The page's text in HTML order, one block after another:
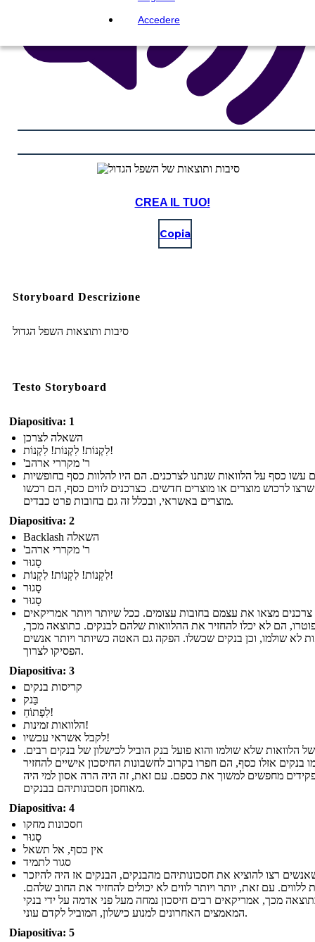
Accedere
CREA IL TUO!
Copia
Storyboard Descrizione
סיבות ותוצאות השפל הגדול
Testo Storyboard
Diapositiva: 1
השאלה לצרכן
לִקְנוֹת! לִקְנוֹת! לִקְנוֹת!
'ר' מקררי ארהב
עשו כסף על הלוואות שנתנו לצרכנים. הם היו להלוות כסף בחופשיות
לרכוש מוצרים או מוצרים חדשים. כצרכנים לווים כסף, הם רכשו
מוצרים באשראי, ובכלל זה גם בחובות פרט כבדים.
Diapositiva: 2
Backlash השאלה
'ר' מקררי ארהב
סָגוּר
לִקְנוֹת! לִקְנוֹת! לִקְנוֹת!
סָגוּר
סָגוּר
צרכנים מצאו את עצמם בחובות עצומים. ככל שיותר ויותר אמריקאים
הם לא יכלו להחזיר את ההלוואות שלהם לבנקים. כתוצאה מכך,
לא שולמו, וכן בנקים שכשלו. הפקה גם האטה כשיותר ויותר אנשים
הפסיקו לצרוך.
Diapositiva: 3
קריסות בנקים
בַּנק
לִפְתוֹחַ!
הלוואות זמינות!
לקבל אשראי עכשיו!
הלוואות שלא שולמו והוא פועל בנק הוביל לכישלון של בנקים רבים.
בנקים אזלו כסף, הם חפרו בקרוב לחשבונות החיסכון אישיים להחזיר
מחפשים למשוך את כספם. עם זאת, זה היה הרה אסון למי היה
מאוחסן חסכונותיהם בבנקים.
Diapositiva: 4
חסכונות מחקו
סָגוּר
אין כסף, אל תשאל
סגור לתמיד
רצו להוציא את חסכונותיהם מהבנקים, הבנקים אז היה להיזכר
ללווים. עם זאת, יותר ויותר לווים לא יכולים להחזיר את החוב שלהם.
מכך, אמריקאים רבים חיסכון נמחה מעל פני אדמה על ידי בנקי
המאמצים האחרונים למנוע כישלון, המוביל לקדם עוני.
Diapositiva: 5